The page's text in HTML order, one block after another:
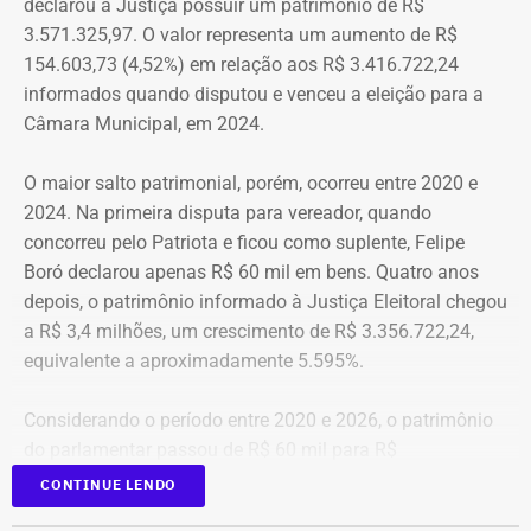
2024, havia informado R$ 1.645.422,28, enquanto em
2020 declarou R$ 967.164,03.
A evolução patrimonial é contínua ao longo das
declarações apresentadas à Justiça Eleitoral. Em 2016, o
184.722,60.
Ao longo de duas décadas, os bens declarados por Rafael
Aloisio Freitas aumentaram R$ 1.504.447,49, passando
de R$ 184,7 mil em 2006 para R$ 1,69 milhão em 2026.
dobra desde 2018 e chega a R$ 451
mil
A recriação da secretaria ocorre após críticas de
pesquisadores, universidades e entidades ligadas ao
setor, que contestaram a decisão do governo de tirar a
estrutura própria da área durante a reorganização
“Ele [Ricardo Couto] ouviu as críticas da comunidade
cientifica, dos representantes que estavam aqui, e disse
que vai sim recriar a secretaria, instituir um comitê paras
estudar com deve ser estruturada a nova pasta”, explicou
Roque.
declarou à Justiça possuir um patrimônio de R$
3.571.325,97. O valor representa um aumento de R$
154.603,73 (4,52%) em relação aos R$ 3.416.722,24
informados quando disputou e venceu a eleição para a
Câmara Municipal, em 2024.
O maior salto patrimonial, porém, ocorreu entre 2020 e
2024. Na primeira disputa para vereador, quando
concorreu pelo Patriota e ficou como suplente, Felipe
Boró declarou apenas R$ 60 mil em bens. Quatro anos
depois, o patrimônio informado à Justiça Eleitoral chegou
a R$ 3,4 milhões, um crescimento de R$ 3.356.722,24,
equivalente a aproximadamente 5.595%.
Considerando o período entre 2020 e 2026, o patrimônio
3.571.325,97, alta de R$ 3.511.325,97, ou cerca de
5.852%.
CONTINUE LENDO